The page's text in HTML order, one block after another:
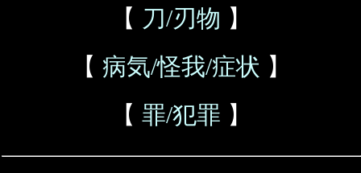
【 刀/刃物 】
【 病気/怪我/症状 】
【 罪/犯罪 】